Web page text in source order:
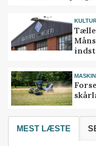
MEST LÆSTE